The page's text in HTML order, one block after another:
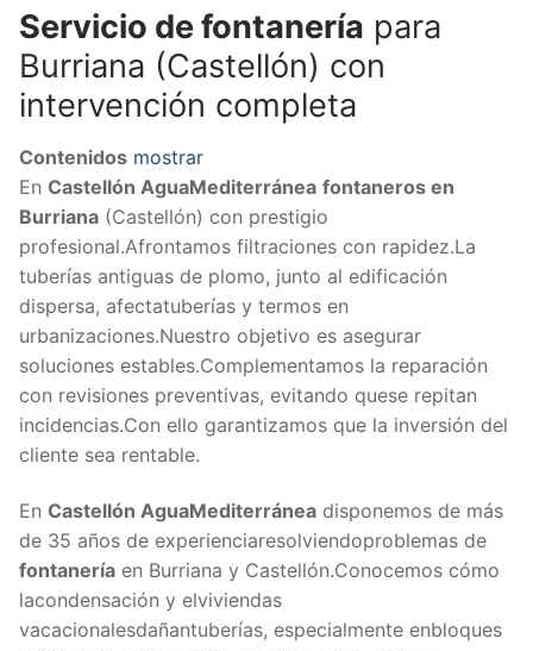
Servicio de fontanería para
Burriana (Castellón) con
intervención completa
Contenidos mostrar
En Castellón AguaMediterránea fontaneros en
Burriana (Castellón) con prestigio
profesional.Afrontamos filtraciones con rapidez.La
tuberías antiguas de plomo, junto al edificación
dispersa, afectatuberías y termos en
urbanizaciones.Nuestro objetivo es asegurar
soluciones estables.Complementamos la reparación
con revisiones preventivas, evitando quese repitan
incidencias.Con ello garantizamos que la inversión del
cliente sea rentable.
En Castellón AguaMediterránea disponemos de más
de 35 años de experienciaresolviendoproblemas de
fontanería en Burriana y Castellón.Conocemos cómo
lacondensación y elviviendas
vacacionalesdañantuberías, especialmente enbloques